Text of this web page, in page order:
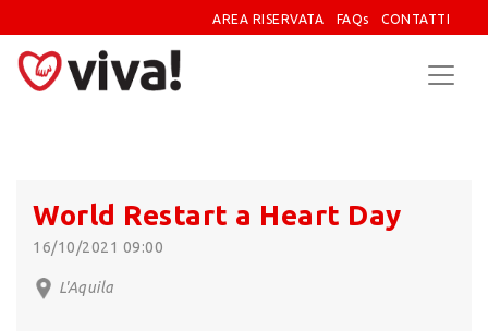
AREA RISERVATA FAQs CONTATTI
World Restart a Heart Day
16/10/2021 09:00
L'Aquila